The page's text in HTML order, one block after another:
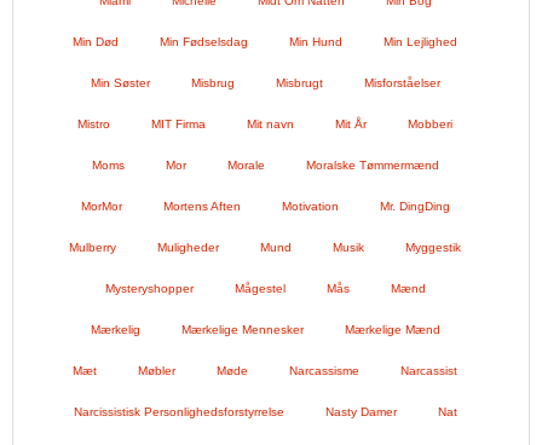
Min Død Min Fødselsdag Min Hund Min Lejlighed
Min Søster Misbrug Misbrugt Misforståelser
Mistro MIT Firma Mit navn Mit År Mobberi
Moms Mor Morale Moralske Tømmermænd
MorMor Mortens Aften Motivation Mr. DingDing
Mulberry Muligheder Mund Musik Myggestik
Mysteryshopper Mågestel Mås Mænd
Mærkelig Mærkelige Mennesker Mærkelige Mænd
Mæt Møbler Møde Narcassisme Narcassist
Narcissistisk Personlighedsforstyrrelse Nasty Damer Nat